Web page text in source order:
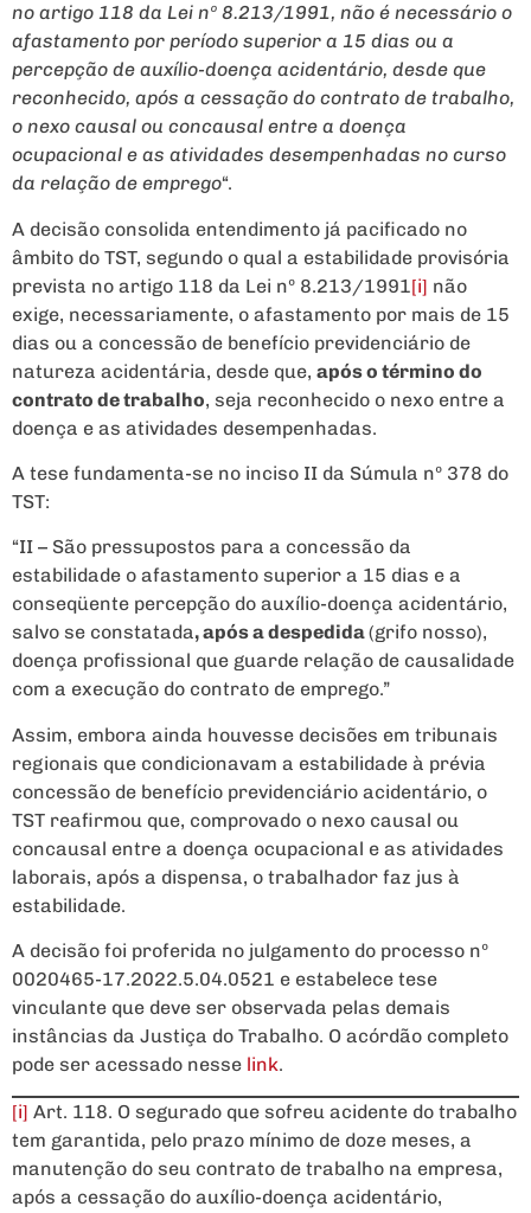
no artigo 118 da Lei nº 8.213/1991, não é necessário o
afastamento por período superior a 15 dias ou a
percepção de auxílio-doença acidentário, desde que
reconhecido, após a cessação do contrato de trabalho,
o nexo causal ou concausal entre a doença
ocupacional e as atividades desempenhadas no curso
da relação de emprego“.
A decisão consolida entendimento já pacificado no
âmbito do TST, segundo o qual a estabilidade provisória
prevista no artigo 118 da Lei nº 8.213/1991[i] não
exige, necessariamente, o afastamento por mais de 15
dias ou a concessão de benefício previdenciário de
natureza acidentária, desde que, após o término do
contrato de trabalho, seja reconhecido o nexo entre a
doença e as atividades desempenhadas.
A tese fundamenta-se no inciso II da Súmula nº 378 do
TST:
“II – São pressupostos para a concessão da
estabilidade o afastamento superior a 15 dias e a
conseqüente percepção do auxílio-doença acidentário,
salvo se constatada, após a despedida(grifo nosso),
doença profissional que guarde relação de causalidade
com a execução do contrato de emprego.”
Assim, embora ainda houvesse decisões em tribunais
regionais que condicionavam a estabilidade à prévia
concessão de benefício previdenciário acidentário, o
TST reafirmou que, comprovado o nexo causal ou
concausal entre a doença ocupacional e as atividades
laborais, após a dispensa, o trabalhador faz jus à
estabilidade.
A decisão foi proferida no julgamento do processo nº
0020465-17.2022.5.04.0521 e estabelece tese
vinculante que deve ser observada pelas demais
instâncias da Justiça do Trabalho. O acórdão completo
pode ser acessado nesse link.
[i] Art. 118. O segurado que sofreu acidente do trabalho
tem garantida, pelo prazo mínimo de doze meses, a
manutenção do seu contrato de trabalho na empresa,
após a cessação do auxílio-doença acidentário,